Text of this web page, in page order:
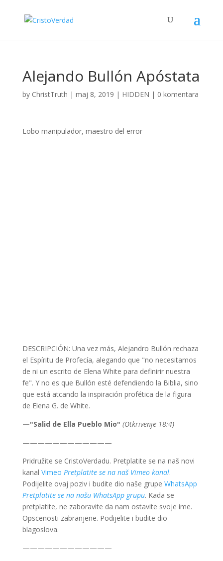
Alejando Bullón Apóstata
by ChristTruth | maj 8, 2019 | HIDDEN | 0 komentara
Lobo manipulador, maestro del error
DESCRIPCIÓN: Una vez más, Alejandro Bullón rechaza
el Espíritu de Profecía, alegando que "no necesitamos
de ni un escrito de Elena White para definirir nuestra
fe". Y no es que Bullón esté defendiendo la Biblia, sino
que está atcando la inspiración profética de la figura
de Elena G. de White.
—"Salid de Ella Pueblo Mio" (Otkrivenje 18:4)
————————————
Pridružite se CristoVerdadu. Pretplatite se na naš novi
kanal Vimeo Pretplatite se na naš Vimeo kanal.
Podijelite ovaj poziv i budite dio naše grupe WhatsApp
Pretplatite se na našu WhatsApp grupu. Kada se
pretplatite, ne zaboravite da nam ostavite svoje ime.
Opscenosti zabranjene. Podijelite i budite dio
blagoslova.
————————————